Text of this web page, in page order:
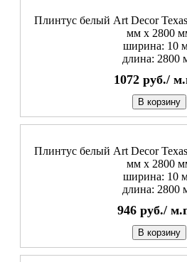
Плинтус белый Art Decor
мм х 2800
ширина: 10
длина: 2800
1072 руб./
В корзину
Плинтус белый Art Decor
мм х 2800
ширина: 10
длина: 2800
946 руб./
В корзину